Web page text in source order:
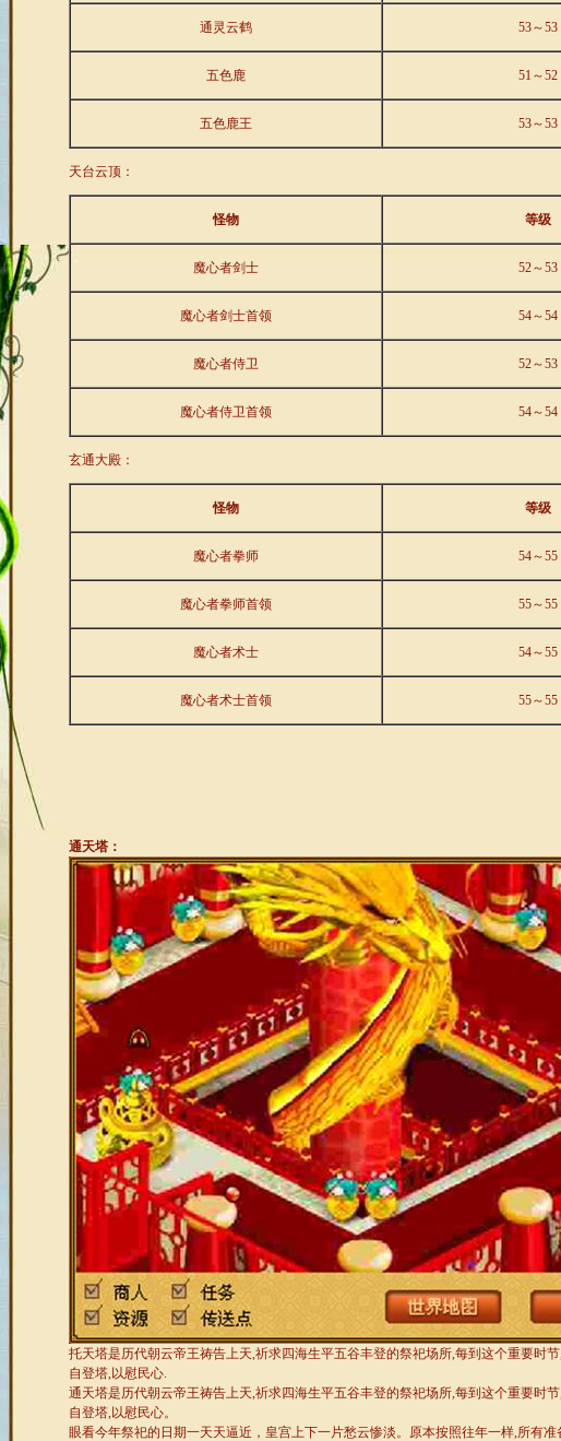
通灵云鹤 53～53
五色鹿 51～52
五色鹿王 53～53
天台云顶：
怪物 等级
魔心者剑士 52～53
魔心者剑士首领 54～54
魔心者侍卫 52～53
魔心者侍卫首领 54～54
玄通大殿：
怪物 等级
魔心者拳师 54～55
魔心者拳师首领 55～55
魔心者术士 54～55
魔心者术士首领 55～55
通天塔：
托天塔是历代朝云帝王祷告上天,祈求四海生平五谷丰登的祭祀场所,每到这个重要时
自登塔,以慰民心.
通天塔是历代朝云帝王祷告上天,祈求四海生平五谷丰登的祭祀场所,每到这个重要时
自登塔,以慰民心。
眼看今年祭祀的日期一天天逼近，皇宫上下一片愁云惨淡。原本按照往年一样,所有